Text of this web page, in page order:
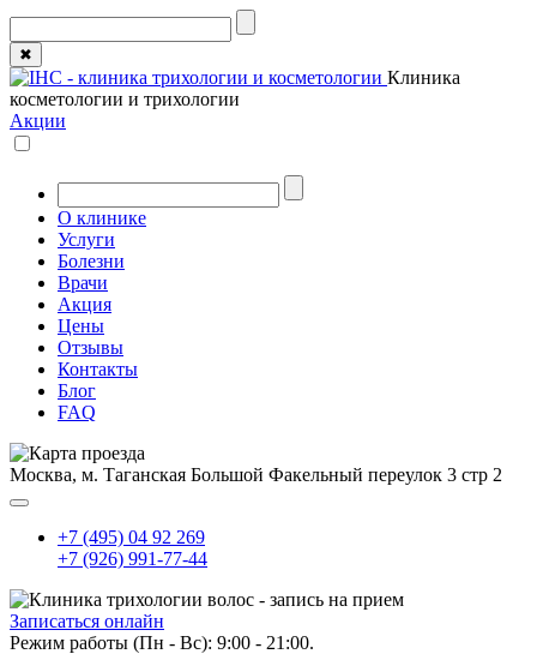
✖
Клиника
косметологии и трихологии
Акции
О клинике
Услуги
Болезни
Врачи
Акция
Цены
Отзывы
Контакты
Блог
FAQ
Москва, м. Таганская Большой Факельный переулок 3 стр 2
+7 (495) 04 92 269
+7 (926) 991-77-44
Записаться онлайн
Режим работы (Пн - Вс): 9:00 - 21:00.